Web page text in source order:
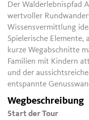
Der Walderlebnispfad
wertvoller
Wissensvermittlung
Spielerische
kurze Wegabschnitte
Familien mit Kindern
und der
entspannte
Wegbeschreibung
Start der Tour